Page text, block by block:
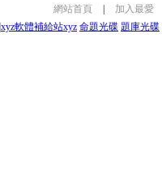
網站首頁
加入最愛
xyz軟體補給站xyz 命題光碟 題庫光碟